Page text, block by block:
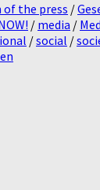
of the press /
/ media /
/social /